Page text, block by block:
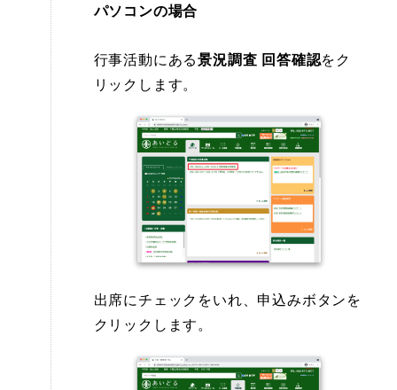
パソコンの場合
行事活動にある景況調査 回答確認をク
リックします。
出席にチェックをいれ、申込みボタンを
クリックします。